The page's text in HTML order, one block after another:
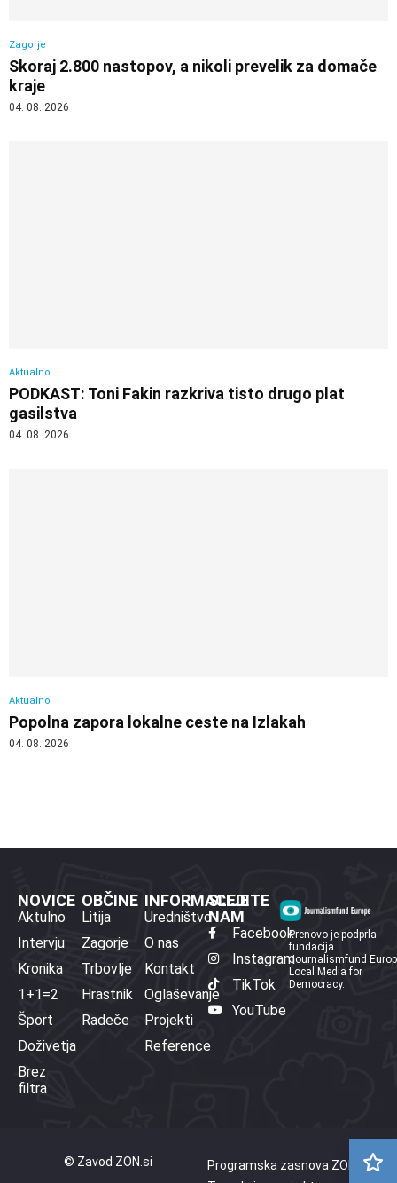
Zagorje
Skoraj 2.800 nastopov, a nikoli prevelik za domače
kraje
04. 08. 2026
Aktualno
PODKAST: Toni Fakin razkriva tisto drugo plat
gasilstva
04. 08. 2026
Aktualno
Popolna zapora lokalne ceste na Izlakah
04. 08. 2026
NOVICE
Aktulno
Intervju
Kronika
1+1=2
Šport
Doživetja
Brez
filtra
OBČINE
Litija
Zagorje
Trbovlje
Hrastnik
Radeče
INFORMACIJE
Uredništvo
O nas
Kontakt
Oglaševanje
Projekti
Reference
SLEDITE
NAM
Facebook
Instagram
TikTok
YouTube
Prenovo je podprla
fundacija
Journalismfund
Local Media for
Democracy.
© Zavod ZON.si
Programska zasnova ZON